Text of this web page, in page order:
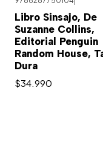
Libro Sinsajo, De
Suzanne Collins,
Editorial Penguin
Random House,
Dura
$34.990